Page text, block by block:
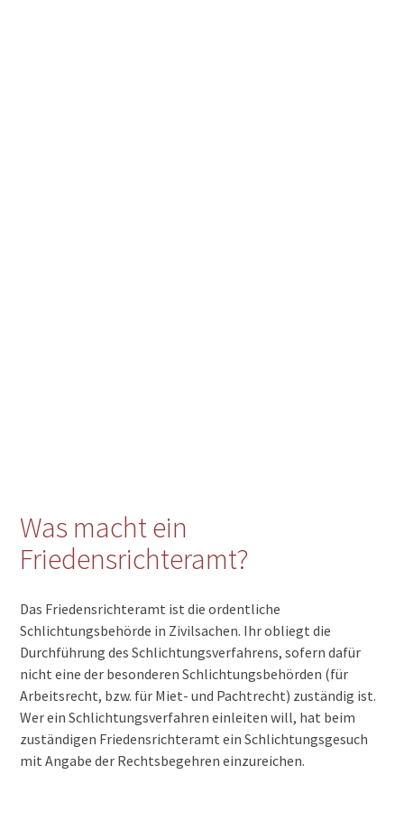
Was macht ein
Friedensrichteramt?
Das Friedensrichteramt ist die ordentliche
Schlichtungsbehörde in Zivilsachen. Ihr obliegt die
Durchführung des Schlichtungsverfahrens, sofern dafür
nicht eine der besonderen Schlichtungsbehörden (für
Arbeitsrecht, bzw. für Miet- und Pachtrecht) zuständig ist.
Wer ein Schlichtungsverfahren einleiten will, hat beim
zuständigen Friedensrichteramt ein Schlichtungsgesuch
mit Angabe der Rechtsbegehren einzureichen.